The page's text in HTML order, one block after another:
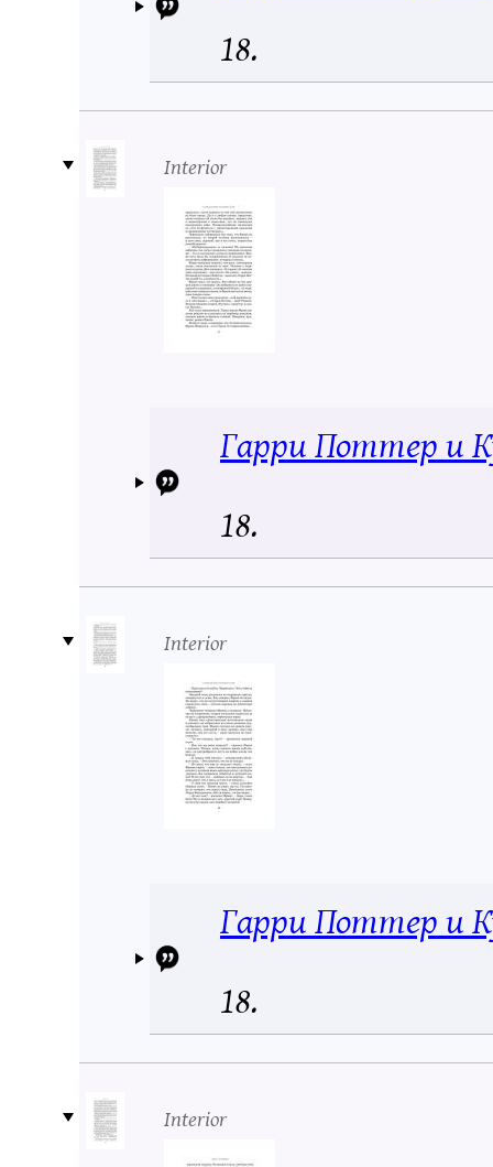
18.
Interior
Гарри Поттер и
18.
Interior
Гарри Поттер и
18.
Interior